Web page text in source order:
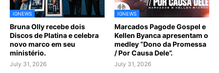
IGNEWS
Bruna Olly recebe dois
Discos de Platina e celebra
novo marco em seu
ministério.
July 31, 2026
IGNEWS
Marcados Pagode Gospel e
Kellen Byanca apresentam o
medley “Dono da Promessa
/ Por Causa Dele”.
July 31, 2026